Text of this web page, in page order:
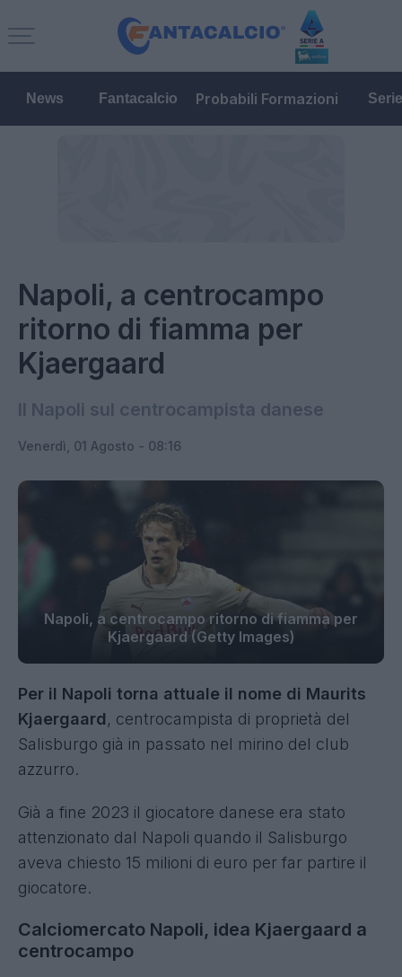
News Fantacalcio Probabili Formazioni
Napoli, a centrocampo
ritorno di fiamma per
Kjaergaard
Il Napoli sul centrocampista danese
Venerdì, 01 Agosto - 08:16
Napoli, a centrocampo ritorno di fiamma per
Kjaergaard (Getty Images)
Per il Napoli torna attuale il nome di Maurits
Kjaergaard, centrocampista di proprietà del
Salisburgo già in passato nel mirino del club
azzurro.
Già a fine 2023 il giocatore danese era stato
attenzionato dal Napoli quando il Salisburgo
aveva chiesto 15 milioni di euro per far partire il
giocatore.
Calciomercato Napoli, idea Kjaergaard a
centrocampo